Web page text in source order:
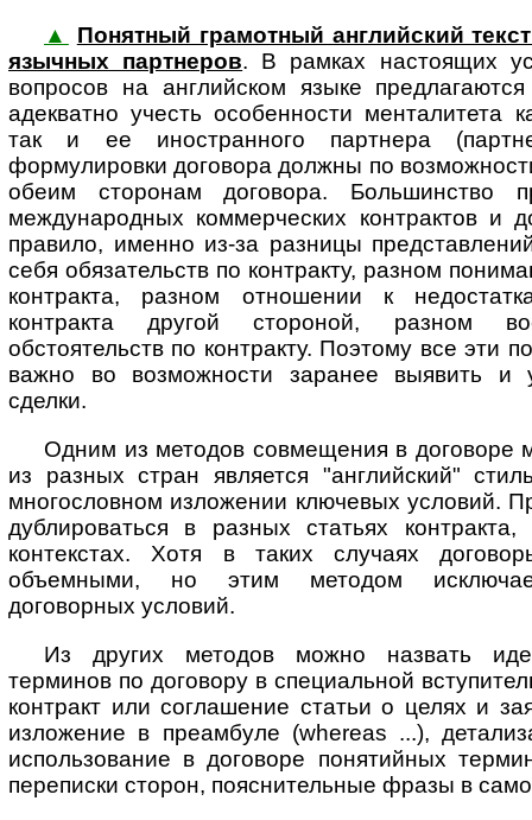
▲
Понятный грамотный английский
языч­ных пар­т­не­ров. В рам­ках на­с­то­я­щих
вопросов на английском языке
адекватно учесть особенности менталитета
так и ее иностранного партнера
формулировки договора должны по
обеим сторонам договора. Большинство
международных коммерческих контрактов и
правило, именно из-за разницы
себя обязательств по контракту, разном
контракта, разном отношении к
контракта другой стороной, разном
обстоятельств по контракту. Поэтому все эти
важно во возможности заранее выявить и
сделки.
Одним из методов совмещения в договоре
из разных стран является "ан­г­лий­ский"
многословном изложении ключевых условий.
дуб­ли­ро­вать­ся в разных статьях
контекстах. Хотя в таких случаях
объемными, но этим методом
договорных условий.
Из других методов можно назвать
терминов по договору в специальной
контракт или соглашение статьи о целях и
изложение в преамбуле (whereas ...),
использование в договоре понятийных
переписки сторон, пояснительные фразы в